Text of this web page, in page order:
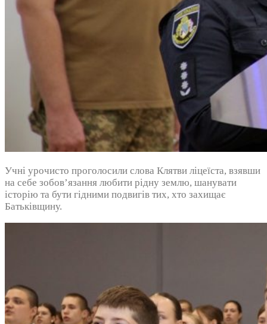
Учні урочисто проголосили слова Клятви ліцеїста, взявши
на себе зобов’язання любити рідну землю, шанувати
історію та бути гідними подвигів тих, хто захищає
Батьківщину.